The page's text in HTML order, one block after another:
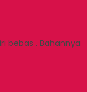
bebas . Bahannya